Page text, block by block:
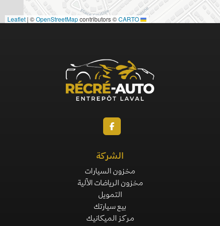
| ©OpenStreetMapcontributors ©CARTO
الشركة
مخزون السيارات
مخزون الرياضات الآلية
التمويل
بيع سيارتك
مركز الميكانيك